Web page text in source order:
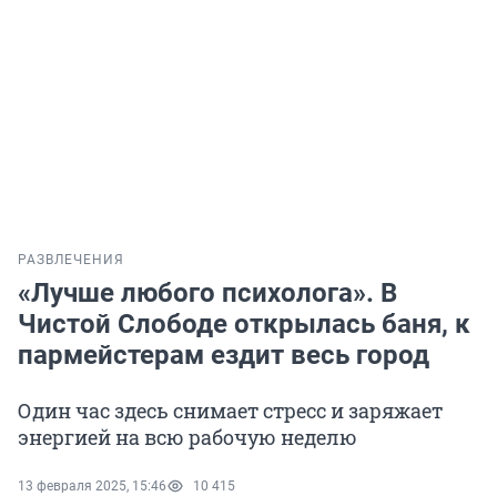
РАЗВЛЕЧЕНИЯ
«Лучше любого психолога». В
Чистой Слободе открылась баня, к
пармейстерам ездит весь город
Один час здесь снимает стресс и заряжает
энергией на всю рабочую неделю
13 февраля 2025, 15:46 10 415